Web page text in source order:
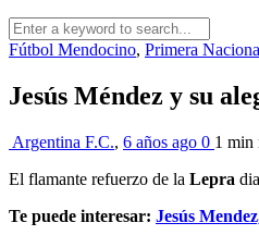
Fútbol Mendocino, Primera
Jesús Méndez y su
Argentina F.C., 6 años ago 0 1 min
El flamante refuerzo de la Lepra
Te puede interesar: Jesús